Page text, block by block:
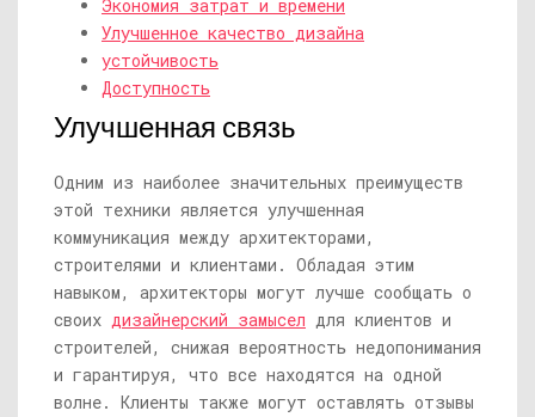
Экономия затрат и времени
Улучшенное качество дизайна
устойчивость
Доступность
Улучшенная связь
Одним из наиболее значительных преимуществ
этой техники является улучшенная
коммуникация между архитекторами,
строителями и клиентами. Обладая этим
навыком, архитекторы могут лучше сообщать о
своих дизайнерский замысел для клиентов и
строителей, снижая вероятность недопонимания
и гарантируя, что все находятся на одной
волне. Клиенты также могут оставлять отзывы